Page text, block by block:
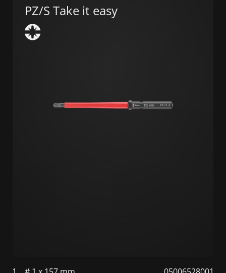
PZ/S Take it easy